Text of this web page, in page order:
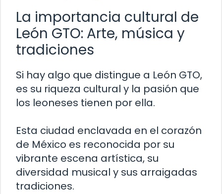
La importancia cultural de
León GTO: Arte, música y
tradiciones
Si hay algo que distingue a León GTO,
es su riqueza cultural y la pasión que
los leoneses tienen por ella.
Esta ciudad enclavada en el corazón
de México es reconocida por su
vibrante escena artística, su
diversidad musical y sus arraigadas
tradiciones.